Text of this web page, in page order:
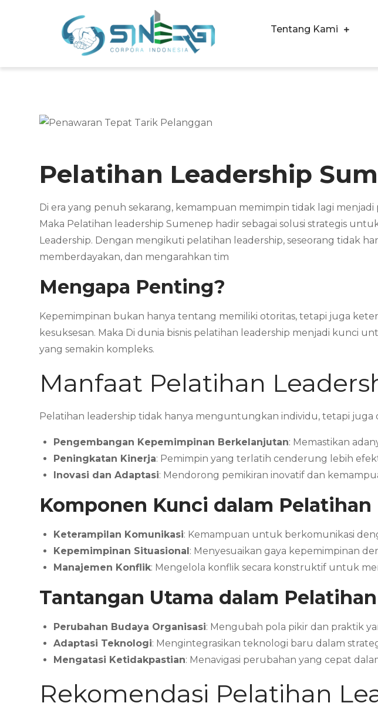
Tentang Kami
Pelatihan Leadership
Di era yang penuh sekarang, kemampuan memimpin tidak lagi
Maka Pelatihan leadership Sumenep hadir sebagai solusi strategis
Leadership. Dengan mengikuti pelatihan leadership, seseorang tidak
memberdayakan, dan mengarahkan tim
Mengapa Penting?
Kepemimpinan bukan hanya tentang memiliki otoritas, tetapi juga
kesuksesan. Maka Di dunia bisnis pelatihan leadership menjadi kunci
yang semakin kompleks.
Manfaat Pelatihan
Pelatihan leadership tidak hanya menguntungkan individu, tetapi juga
Pengembangan Kepemimpinan Berkelanjutan: Memastikan
Peningkatan Kinerja: Pemimpin yang terlatih cenderung lebih
Inovasi dan Adaptasi: Mendorong pemikiran inovatif dan
Komponen Kunci dalam Pelatihan
Keterampilan Komunikasi: Kemampuan untuk berkomunikasi
Kepemimpinan Situasional: Menyesuaikan gaya kepemimpinan
Manajemen Konflik: Mengelola konflik secara konstruktif untuk
Tantangan Utama dalam
Perubahan Budaya Organisasi: Mengubah pola pikir dan praktik
Adaptasi Teknologi: Mengintegrasikan teknologi baru dalam
Mengatasi Ketidakpastian: Menavigasi perubahan yang cepat
Rekomendasi Pelatihan